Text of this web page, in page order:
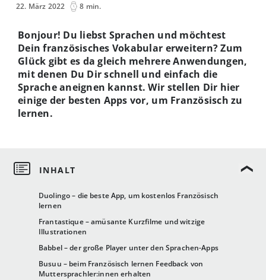
22. März 2022 8 min.
Duolingo – die beste App, um kostenlos Französisch
lernen
Frantastique – amüsante Kurzfilme und witzige
Illustrationen
Babbel – der große Player unter den Sprachen-Apps
Busuu – beim Französisch lernen Feedback von
Muttersprachler:innen erhalten
Bonjour! Du liebst Sprachen und möchtest
Dein französisches Vokabular erweitern? Zum
Glück gibt es da gleich mehrere Anwendungen,
mit denen Du Dir schnell und einfach die
Sprache aneignen kannst. Wir stellen Dir hier
einige der besten Apps vor, um Französisch zu
lernen.